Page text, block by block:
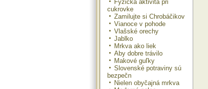
Fyzická aktivita pri
cukrovke
Zamilujte si Chrobáčikov
Vianoce v pohode
Vlašské orechy
Jablko
Mrkva ako liek
Aby dobre trávilo
Makové guľky
Slovenské potraviny sú
bezpečn
Nielen obyčajná mrkva